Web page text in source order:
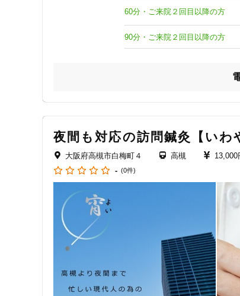
通院手段の特徴
駐車場あり
女性スタッフ在籍
接客・サービスの特徴
痛みの少ない鍼シール
60分・ご来院２回目以降の方
90分・ご来院２回目以降の方
夜間も対応の訪問鍼灸【いわ
大阪府高槻市白梅町４ 高槻 13,000
- (0件)